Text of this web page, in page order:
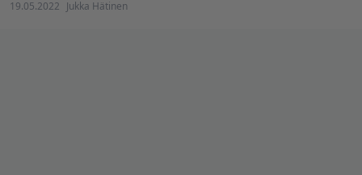
19.05.2022 Jukka Hätinen